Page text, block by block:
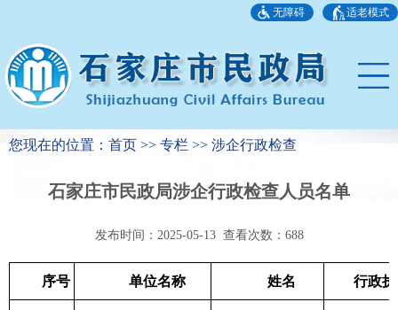
无障碍 适老模式
您现在的位置：首页 >> 专栏 >> 涉企行政检查
石家庄市民政局涉企行政检查人员名单
发布时间：2025-05-13 查看次数： 688
序号 单位名称 姓名 行政